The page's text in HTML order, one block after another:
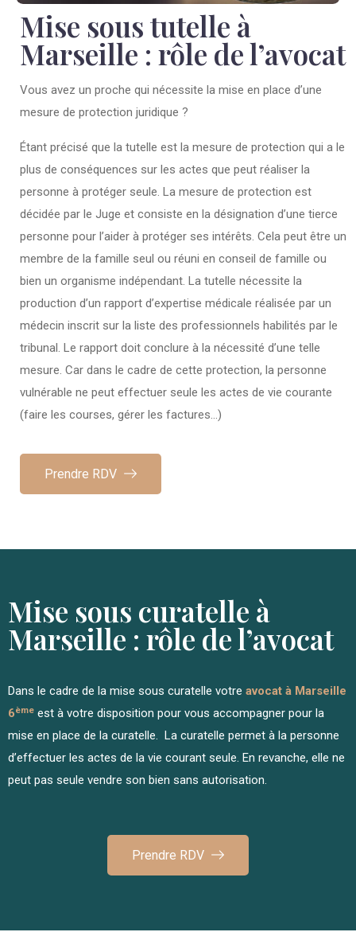
Mise sous tutelle à
Marseille : rôle de l’avocat
Vous avez un proche qui nécessite la mise en place d’une
mesure de protection juridique ?
Étant précisé que la tutelle est la mesure de protection qui a le
plus de conséquences sur les actes que peut réaliser la
personne à protéger seule. La mesure de protection est
décidée par le Juge et consiste en la désignation d’une tierce
personne pour l’aider à protéger ses intérêts. Cela peut être un
membre de la famille seul ou réuni en conseil de famille ou
bien un organisme indépendant. La tutelle nécessite la
production d’un rapport d’expertise médicale réalisée par un
médecin inscrit sur la liste des professionnels habilités par le
tribunal. Le rapport doit conclure à la nécessité d’une telle
mesure. Car dans le cadre de cette protection, la personne
vulnérable ne peut effectuer seule les actes de vie courante
(faire les courses, gérer les factures…)
Prendre RDV
Mise sous curatelle à
Marseille : rôle de l’avocat
Dans le cadre de la mise sous curatelle votre avocat à Marseille
6ème est à votre disposition pour vous accompagner pour la
mise en place de la curatelle. La curatelle permet à la personne
d’effectuer les actes de la vie courant seule. En revanche, elle ne
peut pas seule vendre son bien sans autorisation.
Prendre RDV